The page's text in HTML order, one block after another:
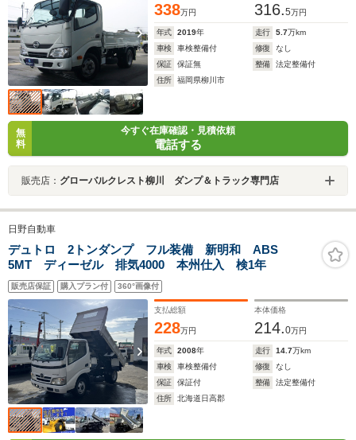
338万円 316.5万円
年式 2019年 走行 5.7万km
車検
車検整備付 修復
なし
保証
保証無 整備
法定整備付
住所
福岡県柳川市
無
料
今すぐ在庫確認・見積依頼
電話する
販売店： グローバルクレスト柳川 ダンプ＆トラック専門店
日野自動車
デュトロ 2トンダンプ フル装備 新明和 ABS
5MT ディーゼル 排気4000 本州仕入 検1年
販売店保証 購入プラン付 360°画像付
支払総額
228万円
本体価格
214.0万円
年式 2008年 走行 14.7万km
車検
車検整備付 修復
なし
保証
保証付 整備
法定整備付
住所
北海道日高郡